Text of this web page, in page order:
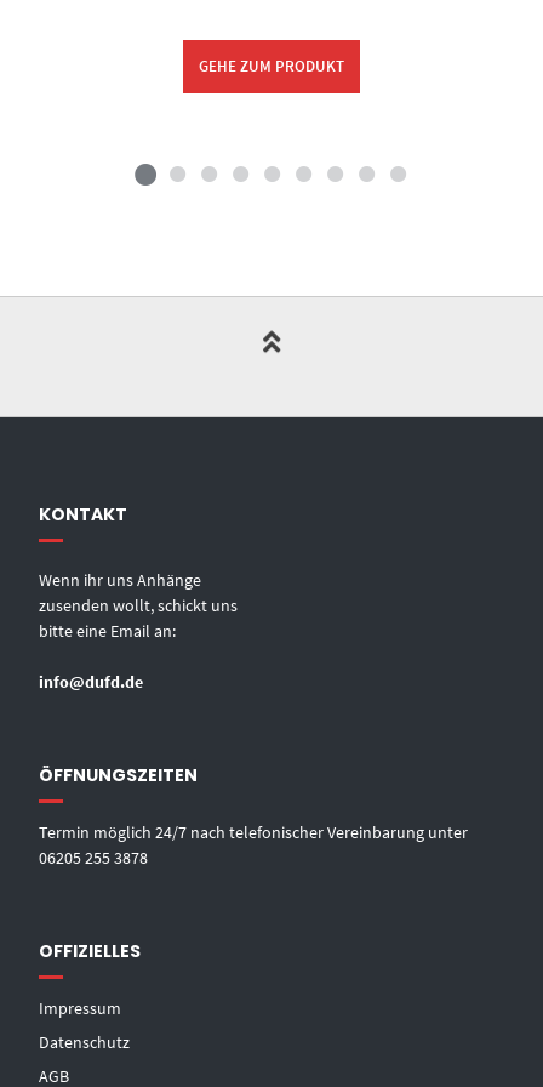
GEHE ZUM PRODUKT
KONTAKT
Wenn ihr uns Anhänge
zusenden wollt, schickt uns
bitte eine Email an:
info@dufd.de
ÖFFNUNGSZEITEN
Termin möglich 24/7 nach telefonischer Vereinbarung unter
06205 255 3878
OFFIZIELLES
Impressum
Datenschutz
AGB